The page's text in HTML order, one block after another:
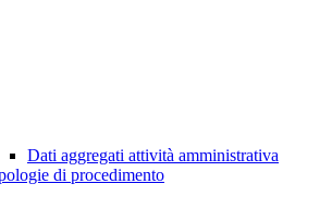
Dati aggregati attività amministrativa
di procedimento